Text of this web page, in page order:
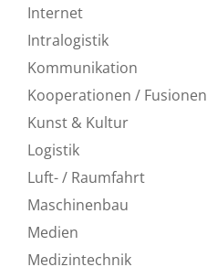
Internet
Intralogistik
Kommunikation
Kooperationen / Fusionen
Kunst & Kultur
Logistik
Luft- / Raumfahrt
Maschinenbau
Medien
Medizintechnik